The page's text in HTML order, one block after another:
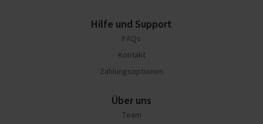
Hilfe und Support
FAQs
Kontakt
Zahlungsoptionen
Über uns
Team